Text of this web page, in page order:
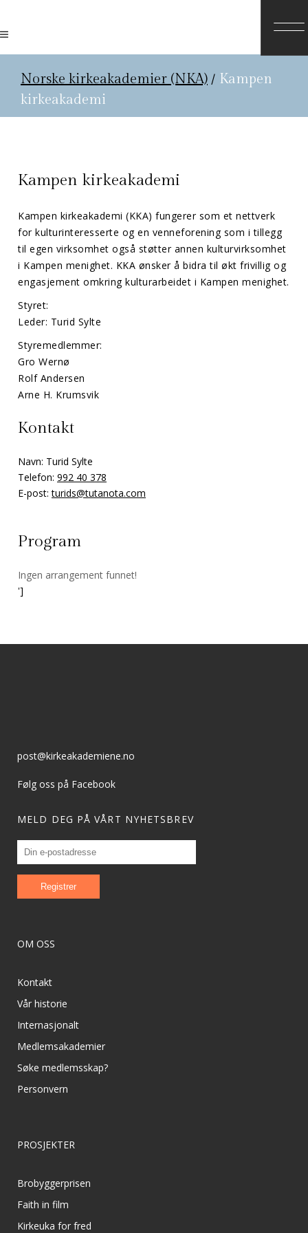
Norske kirkeakademier (NKA) / Kampen
kirkeakademi
Kampen kirkeakademi
Kampen kirkeakademi (KKA) fungerer som et nettverk
for kulturinteresserte og en venneforening som i tillegg
til egen virksomhet også støtter annen kulturvirksomhet
i Kampen menighet. KKA ønsker å bidra til økt frivillig og
engasjement omkring kulturarbeidet i Kampen menighet.
Styret:
Leder: Turid Sylte
Styremedlemmer:
Gro Wernø
Rolf Andersen
Arne H. Krumsvik
Kontakt
Navn: Turid Sylte
Telefon: 992 40 378
E-post:turids@tutanota.com
Program
Ingen arrangement funnet!
']
post@kirkeakademiene.no
Følg oss på Facebook
MELD DEG PÅ VÅRT NYHETSBREV
OM OSS
Kontakt
Vår historie
Internasjonalt
Medlemsakademier
Søke medlemsskap?
Personvern
PROSJEKTER
Brobyggerprisen
Faith in film
Kirkeuka for fred